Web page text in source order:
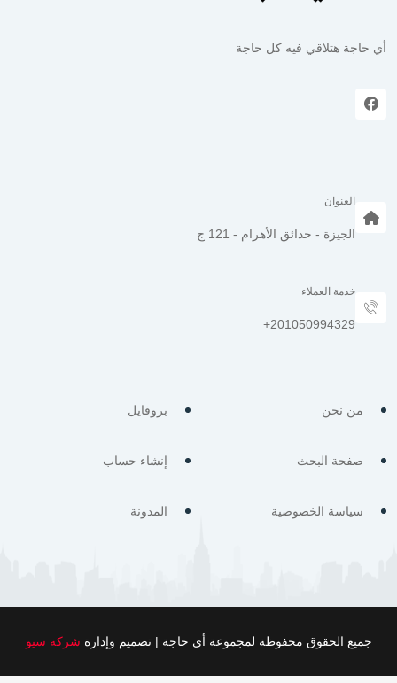
أي حاجة هتلاقي فيه كل حاجة
العنوان
الجيزة - حدائق الأهرام - 121 ج
خدمة العملاء
من نحن
صفحة البحث
سياسة الخصوصية
بروفايل
إنشاء حساب
المدونة
جميع الحقوق محفوظة لمجموعة أي حاجة | تصميم وإدارة شركة سيو